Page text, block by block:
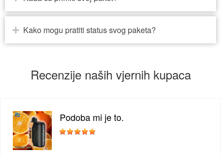
Kako mogu pratiti status svog paketa?
Recenzije naših vjernih kupaca
Podoba mi je to.